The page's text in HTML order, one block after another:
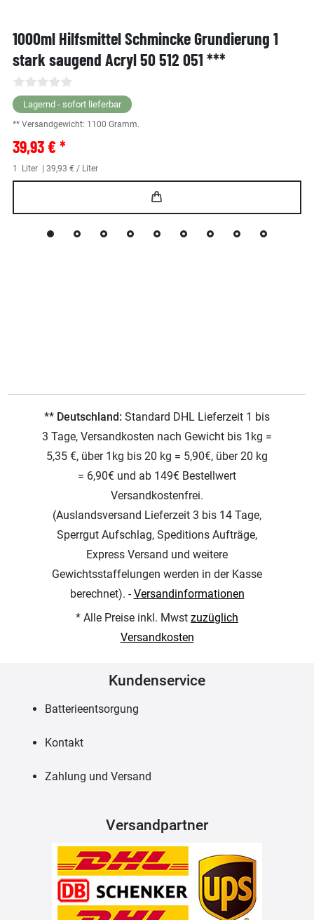
1000ml Hilfsmittel Schmincke Grundierung 1
stark saugend Acryl 50 512 051 ***
Lagernd - sofort lieferbar
** Versandgewicht: 1100 Gramm.
39,93 € *
1 Liter | 39,93 € / Liter
** Deutschland: Standard DHL Lieferzeit 1 bis
3 Tage, Versandkosten nach Gewicht bis 1kg =
5,35 €, über 1kg bis 20 kg = 5,90€, über 20 kg
= 6,90€ und ab 149€ Bestellwert
Versandkostenfrei.
(Auslandsversand Lieferzeit 3 bis 14 Tage,
Sperrgut Aufschlag, Speditions Aufträge,
Express Versand und weitere
Gewichtsstaffelungen werden in der Kasse
berechnet). -Versandinformationen
* Alle Preise inkl. Mwst zuzüglich
Versandkosten
Kundenservice
Batterieentsorgung
Kontakt
Zahlung und Versand
Versandpartner